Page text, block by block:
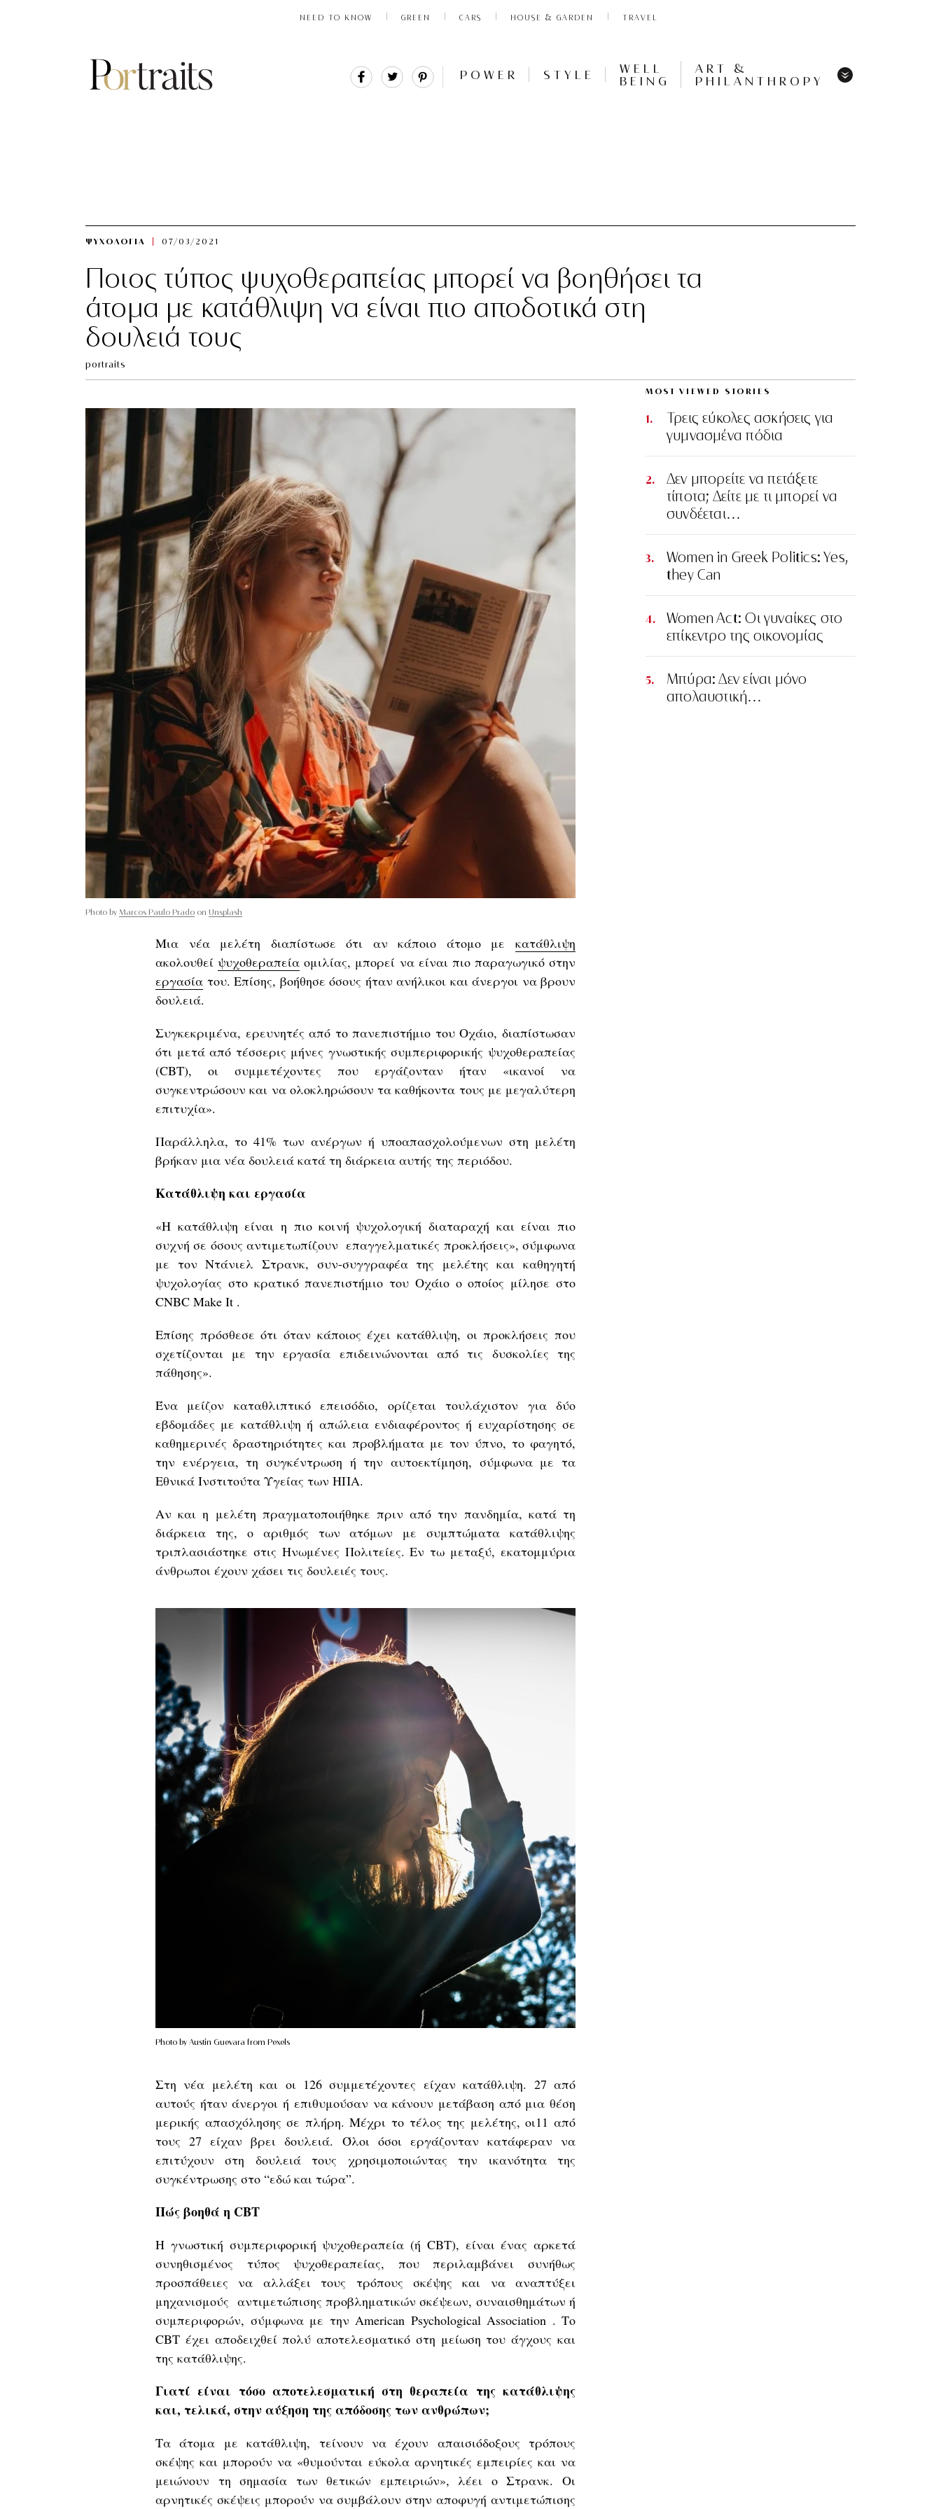
NEED TO KNOW GREEN CARS HOUSE & GARDEN TRAVEL
Share Tweet POWER STYLE
WELL
BEING
ART &
PHILANTHROPY
ΨΥΧΟΛΟΓΙΑ 07/03/2021
Ποιος τύπος ψυχοθεραπείας μπορεί να βοηθήσει τα
άτομα με κατάθλιψη να είναι πιο αποδοτικά στη
δουλειά τους
portraits
Photo by Marcos Paulo Prado on Unsplash
Μια νέα μελέτη διαπίστωσε ότι αν κάποιο άτομο με κατάθλιψη
ακολουθείψυχοθεραπεία ομιλίας, μπορεί να είναι πιο παραγωγικό στην
εργασία του. Επίσης, βοήθησε όσους ήταν ανήλικοι και άνεργοι να βρουν
δουλειά.
Συγκεκριμένα, ερευνητές από το πανεπιστήμιο του Οχάιο, διαπίστωσαν
ότι μετά από τέσσερις μήνες γνωστικής συμπεριφορικής ψυχοθεραπείας
(CBT), οι συμμετέχοντες που εργάζονταν ήταν «ικανοί να
συγκεντρώσουν και να ολοκληρώσουν τα καθήκοντα τους με μεγαλύτερη
επιτυχία».
Παράλληλα, το 41% ​​των ανέργων ή υποαπασχολούμενων στη μελέτη
βρήκαν μια νέα δουλειά κατά τη διάρκεια αυτής της περιόδου.
Κατάθλιψη και εργασία
«Η κατάθλιψη είναι η πιο κοινή ψυχολογική διαταραχή και είναι πιο
συχνή σε όσους αντιμετωπίζουν επαγγελματικές προκλήσεις», σύμφωνα
με τον Ντάνιελ Στρανκ, συν-συγγραφέα της μελέτης και καθηγητή
ψυχολογίας στο κρατικό πανεπιστήμιο του Οχάιο ο οποίος μίλησε στο
CNBC Make It .
Επίσης πρόσθεσε ότι όταν κάποιος έχει κατάθλιψη, οι προκλήσεις που
σχετίζονται με την εργασία επιδεινώνονται από τις δυσκολίες της
πάθησης».
Ένα μείζον καταθλιπτικό επεισόδιο, ορίζεται τουλάχιστον για δύο
εβδομάδες με κατάθλιψη ή απώλεια ενδιαφέροντος ή ευχαρίστησης σε
καθημερινές δραστηριότητες και προβλήματα με τον ύπνο, το φαγητό,
την ενέργεια, τη συγκέντρωση ή την αυτοεκτίμηση, σύμφωνα με τα
Εθνικά Ινστιτούτα Υγείας των ΗΠΑ.
Αν και η μελέτη πραγματοποιήθηκε πριν από την πανδημία, κατά τη
διάρκεια της, ο αριθμός των ατόμων με συμπτώματα κατάθλιψης
τριπλασιάστηκε στις Ηνωμένες Πολιτείες. Εν τω μεταξύ, εκατομμύρια
άνθρωποι έχουν χάσει τις δουλειές τους.
Photo by Austin Guevara from Pexels
Στη νέα μελέτη και οι 126 συμμετέχοντες είχαν κατάθλιψη. 27 από
αυτούς ήταν άνεργοι ή επιθυμούσαν να κάνουν μετάβαση από μια θέση
μερικής απασχόλησης σε πλήρη. Μέχρι το τέλος της μελέτης, οι11 από
τους 27 είχαν βρει δουλειά. Όλοι όσοι εργάζονταν κατάφεραν να
επιτύχουν στη δουλειά τους χρησιμοποιώντας την ικανότητα της
συγκέντρωσης στο “εδώ και τώρα”.
Πώς βοηθά η CBT
Η γνωστική συμπεριφορική ψυχοθεραπεία (ή CBT), είναι ένας αρκετά
συνηθισμένος τύπος ψυχοθεραπείας, που περιλαμβάνει συνήθως
προσπάθειες να αλλάξει τους τρόπους σκέψης και να αναπτύξει
μηχανισμούς αντιμετώπισης προβληματικών σκέψεων, συναισθημάτων ή
συμπεριφορών, σύμφωνα με την American Psychological Association . Το
CBT έχει αποδειχθεί πολύ αποτελεσματικό στη μείωση του άγχους και
της κατάθλιψης.
Γιατί είναι τόσο αποτελεσματική στη θεραπεία της κατάθλιψης
και, τελικά, στην αύξηση της απόδοσης των ανθρώπων;
Τα άτομα με κατάθλιψη, τείνουν να έχουν απαισιόδοξους τρόπους
σκέψης και μπορούν να «θυμούνται εύκολα αρνητικές εμπειρίες και να
μειώνουν τη σημασία των θετικών εμπειριών», λέει ο Στρανκ. Οι
αρνητικές σκέψεις μπορούν να συμβάλουν στην αποφυγή αντιμετώπισης
MOST VIEWED STORIES
Τρεις εύκολες ασκήσεις για
γυμνασμένα πόδια
Δεν μπορείτε να πετάξετε
τίποτα; Δείτε με τι μπορεί να
συνδέεται…
Women in Greek Politics: Yes,
they Can
Women Act: Οι γυναίκες στο
επίκεντρο της οικονομίας
Μπύρα: Δεν είναι μόνο
απολαυστική…